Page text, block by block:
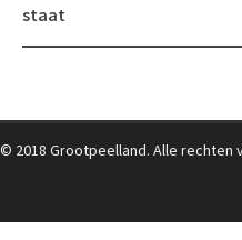
staat
© 2018 Grootpeelland. Alle rechten